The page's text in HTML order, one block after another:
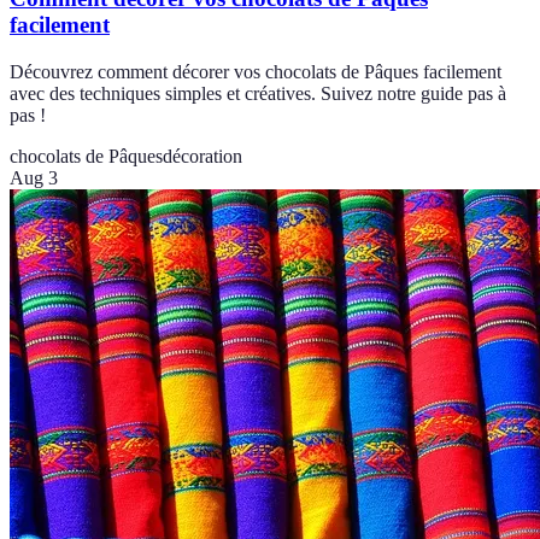
facilement
Découvrez comment décorer vos chocolats de Pâques facilement
avec des techniques simples et créatives. Suivez notre guide pas à
pas !
chocolats de Pâquesdécoration
Aug 3